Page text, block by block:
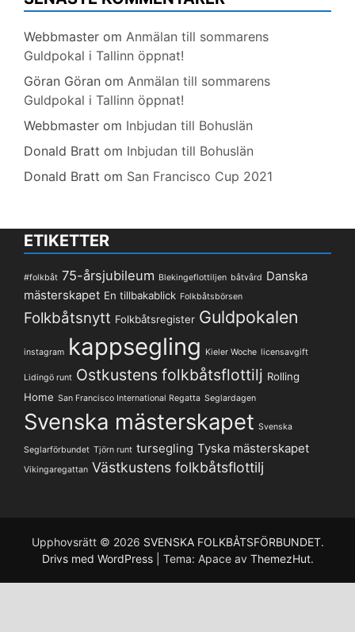
Webbmaster om Anmälan till sommarens
Guldpokal i Tallinn öppnat!
Göran Göran om Anmälan till sommarens
Guldpokal i Tallinn öppnat!
Webbmaster om Inbjudan till Bohuslän
Donald Bratt om Inbjudan till Bohuslän
Donald Bratt om San Francisco Cup 2021
ETIKETTER
#folkbåt 75-årsjubileum Blekingeflottiljen båtvård Danska
mästerskapet En tillbakablick Folkbåtsbörsen
Folkbåtsnytt Folkbåtsregister Guldpokalen
instagram kappsegling Kieler Woche licensavgift
Lidingö runt Ostkustens folkbåtsflottilj Rolling
Home San Francisco International Regatta Seglardagen
Svenska mästerskapet Svenska
Seglarförbundet Tjörn runt tursegling Tyska mästerskapet
Vikingaregattan Västkustens folkbåtsflottilj
Upphovsrätt © 2026 SVENSKA FOLKBÅTSFÖRBUNDET.
Drivs med WordPress
Tema: Apace av ThemezHut.